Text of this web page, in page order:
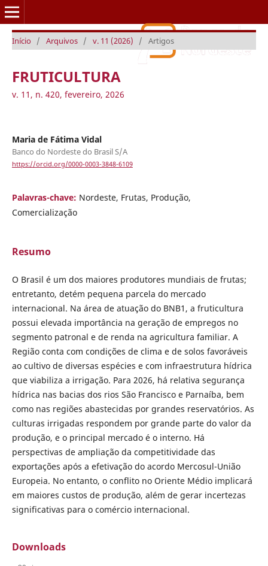
Caderno Setorial ETENE
Início / Arquivos / v. 11 (2026) / Artigos
FRUTICULTURA
v. 11, n. 420, fevereiro, 2026
Maria de Fátima Vidal
Banco do Nordeste do Brasil S/A
https://orcid.org/0000-0003-3848-6109
Palavras-chave: Nordeste, Frutas, Produção,
Comercialização
Resumo
O Brasil é um dos maiores produtores mundiais de frutas;
entretanto, detém pequena parcela do mercado
internacional. Na área de atuação do BNB1, a fruticultura
possui elevada importância na geração de empregos no
segmento patronal e de renda na agricultura familiar. A
Região conta com condições de clima e de solos favoráveis
ao cultivo de diversas espécies e com infraestrutura hídrica
que viabiliza a irrigação. Para 2026, há relativa segurança
hídrica nas bacias dos rios São Francisco e Parnaíba, bem
como nas regiões abastecidas por grandes reservatórios. As
culturas irrigadas respondem por grande parte do valor da
produção, e o principal mercado é o interno. Há
perspectivas de ampliação da competitividade das
exportações após a efetivação do acordo Mercosul-União
Europeia. No entanto, o conflito no Oriente Médio implicará
em maiores custos de produção, além de gerar incertezas
significativas para o comércio internacional.
Downloads